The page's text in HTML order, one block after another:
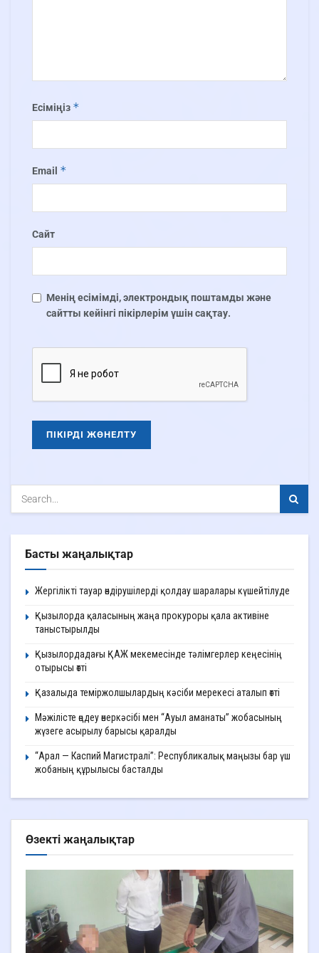
Есіміңіз *
Email *
Сайт
Менің есімімді, электрондық поштамды және
сайтты кейінгі пікірлерім үшін сақтау.
Басты жаңалықтар
Жергілікті тауар өндірушілерді қолдау шаралары күшейтілуде
Қызылорда қаласының жаңа прокуроры қала активіне
таныстырылды
Қызылордадағы ҚАЖ мекемесінде тәлімгерлер кеңесінің
отырысы өтті
Қазалыда теміржолшылардың кәсіби мерекесі аталып өтті
Мәжілісте өңдеу өнеркәсібі мен “Ауыл аманаты” жобасының
жүзеге асырылу барысы қаралды
“Арал — Каспий Магистралі”: Республикалық маңызы бар үш
жобаның құрылысы басталды
Өзекті жаңалықтар